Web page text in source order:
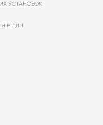
УСТАНОВОК
РІДИН